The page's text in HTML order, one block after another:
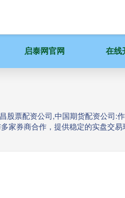
启泰网官网 在线
股票配资公司,中国期货配资公司
家券商合作，提供稳定的实盘交易